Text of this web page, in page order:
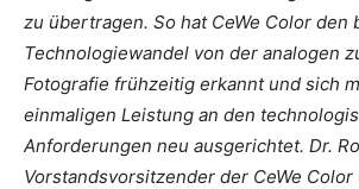
zu übertragen. So hat CeWe Color den
Technologiewandel von der analogen
Fotografie frühzeitig erkannt und sich
einmaligen Leistung an den
Anforderungen neu ausgerichtet. Dr.
Vorstandsvorsitzender der CeWe